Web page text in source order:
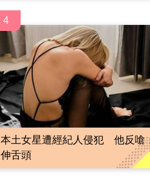
4
本土女星遭經紀人侵犯 他反嗆
伸舌頭